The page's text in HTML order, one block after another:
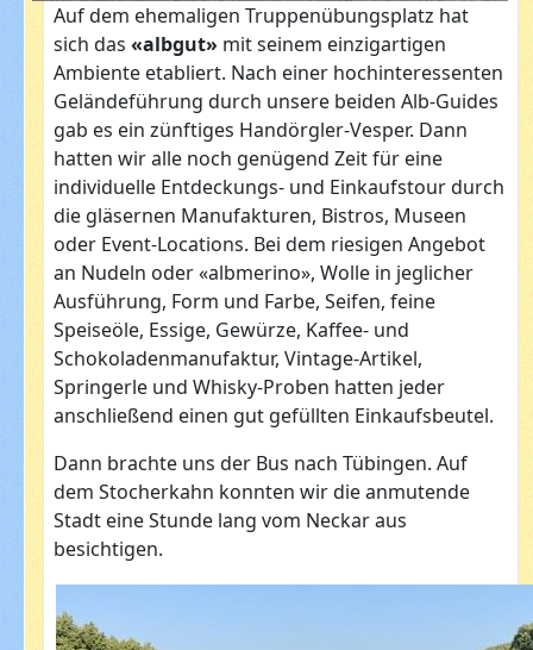
Auf dem ehemaligen Truppenübungsplatz hat
sich das«albgut» mit seinem einzigartigen
Ambiente etabliert. Nach einer hochinteressenten
Geländeführung durch unsere beiden Alb-Guides
gab es ein zünftiges Handörgler-Vesper. Dann
hatten wir alle noch genügend Zeit für eine
individuelle Entdeckungs- und Einkaufstour durch
die gläsernen Manufakturen, Bistros, Museen
oder Event-Locations. Bei dem riesigen Angebot
an Nudeln oder «albmerino», Wolle in jeglicher
Ausführung, Form und Farbe, Seifen, feine
Speiseöle, Essige, Gewürze, Kaffee- und
Schokoladenmanufaktur, Vintage-Artikel,
Springerle und Whisky-Proben hatten jeder
anschließend einen gut gefüllten Einkaufsbeutel.
Dann brachte uns der Bus nach Tübingen. Auf
dem Stocherkahn konnten wir die anmutende
Stadt eine Stunde lang vom Neckar aus
besichtigen.